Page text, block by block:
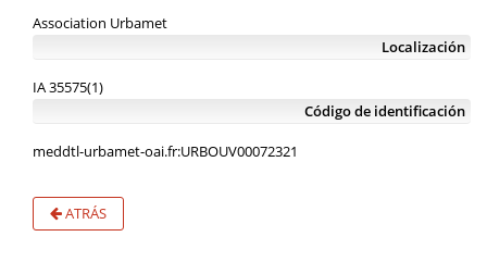
Association Urbamet
Localización
IA 35575(1)
Código de identificación
meddtl-urbamet-oai.fr:URBOUV00072321
ATRÁS